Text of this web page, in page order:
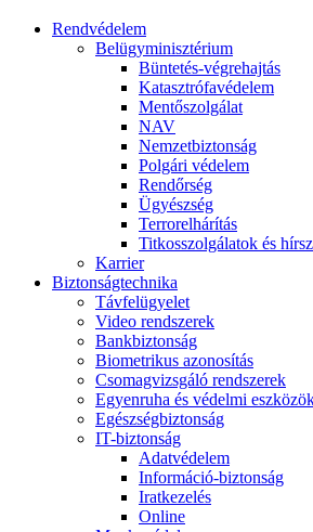
Rendvédelem
Belügyminisztérium
Büntetés-végrehajtás
Katasztrófavédelem
Mentőszolgálat
NAV
Nemzetbiztonság
Polgári védelem
Rendőrség
Ügyészség
Terrorelhárítás
Titkosszolgálatok és
Karrier
Biztonságtechnika
Távfelügyelet
Video rendszerek
Bankbiztonság
Biometrikus azonosítás
Csomagvizsgáló rendszerek
Egyenruha és védelmi
Egészségbiztonság
IT-biztonság
Adatvédelem
Információ-biztonság
Iratkezelés
Online